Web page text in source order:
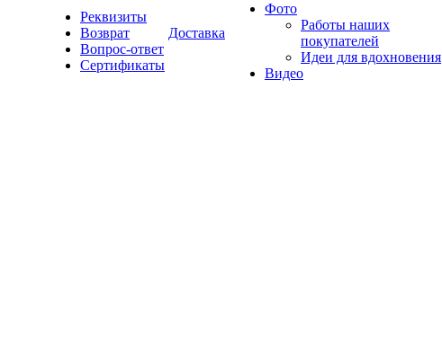
Реквизиты
Возврат
Вопрос-ответ
Сертификаты
Доставка
Фото
Работы наших
покупателей
Идеи для вдохновения
Видео